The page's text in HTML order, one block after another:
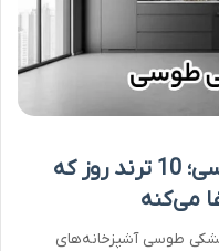
آشپزخانه مینیمال مشکی طوسی؛ 10 ترند روز که
می‌کنه
مشکی طوسی آشپزخانه‌های